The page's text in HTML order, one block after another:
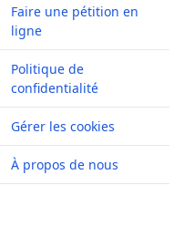
Faire une pétition en
ligne
Politique de
confidentialité
Gérer les cookies
À propos de nous